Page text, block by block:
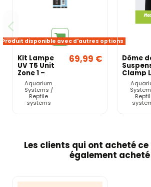
Produit disponible avec d'autres options
Kit Lampe
UV T5 Unit
Zone 1 –
Reptile
Systems
Aquarium
Systems /
Reptile
systems
69,99 € Dôme
Clamp
Black –
Reptile
Les clients qui ont acheté
également acheté